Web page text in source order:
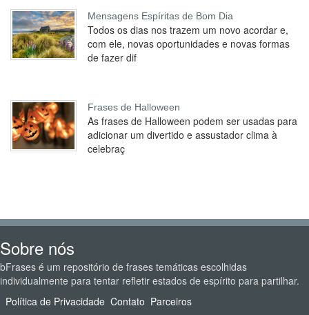
Mensagens Espíritas de Bom Dia
Todos os dias nos trazem um novo acordar e,
com ele, novas oportunidades e novas formas
de fazer dif
Frases de Halloween
As frases de Halloween podem ser usadas para
adicionar um divertido e assustador clima à
celebraç
Sobre nós
bFrases é um repositório de frases temáticas escolhidas
individualmente para tentar refletir estados de espírito para partilhar.
Política de Privacidade Contato Parceiros